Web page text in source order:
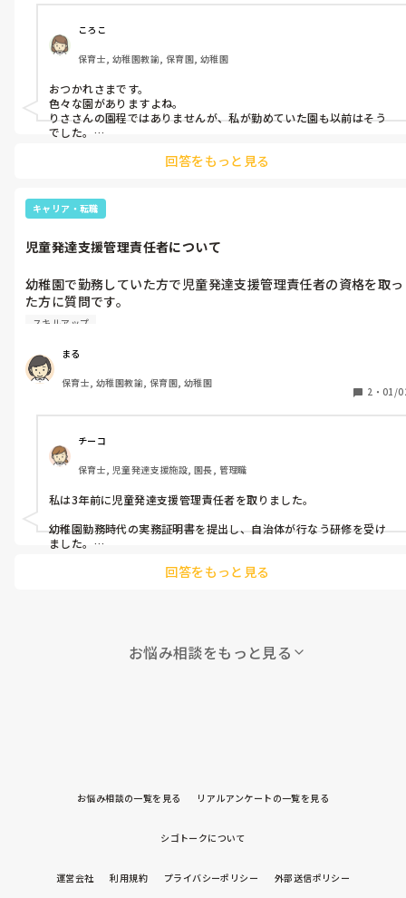
しかも、保育中子どもを放ってなんてこともよくあります。
気になるなら直接本人に伝えるか、上に改善案を伝えたらいいの
ではと思います。私がもしその人たちに思っていることを伝えて
も、私の愚痴を言われるのだろうな思うと、変に行動できない自
こんな状況で管理職も体調悪くなってしまって、悪循環で
す。。。。
今まで初めてだとのこと。
転職も考えましたが、私は今就職して10年目で結婚もしていて、
妊活中です。
い人もいるだろうと思うと離れる決断もできず。
様子見て、よくなっていれば戻れば」と言われました。
この状況を読み、私の園は異常だと思いますか？
ころこ
保育士, 幼稚園教諭, 保育園, 幼稚園
おつかれさまです。
色々な園がありますよね。
りささんの園程ではありませんが、私が勤めていた園も以前はそう
でした。
ことじゃなかったとしても良い気分はしません。
私の場合は、同じ考えの仲間がいた為改善することができました
が、少人数だったり、いまの人達がいる環境では変えるのは厳しい
後を決めて良いと思います。
ただ、授かりものなのでいつできるかはタイミング次第ということ
もあるので、りささん自身がしんどくてストレスを感じたり、体調
を崩してしまったりと妊活に影響がでてしまいそうなのであれば、
心身ともに元気でいてくださいね。
回答をもっと見る
キャリア・転職
児童発達支援管理責任者について
幼稚園で勤務していた方で児童発達支援管理責任者の資格を取っ
た方に質問です。
また、資格取得のための研修や、再就職した後など、幼稚園で働
いていた時と違ったところや大変だったところ良かったところな
どがあったら教えていただきたいです。
よろしくお願いします。
スキルアップ
まる
保育士, 幼稚園教諭, 保育園, 幼稚園
2 ・ 01/
チーコ
保育士, 児童発達支援施設, 園長, 管理職
私は3年前に児童発達支援管理責任者を取りました。
幼稚園勤務時代の実務証明書を提出し、自治体が行なう研修を受け
ました。
発達支援施設の就職が決まってから会社が全て費用を負担してくれ
者支援が多くなること、事務作業が増えたことだと思います。
回答をもっと見る
お悩み相談をもっと見る
お悩み相談の一覧を見る リアルアンケートの一覧を見る
シゴトークについて
運営会社 利用規約 プライバシーポリシー 外部送信ポリシー